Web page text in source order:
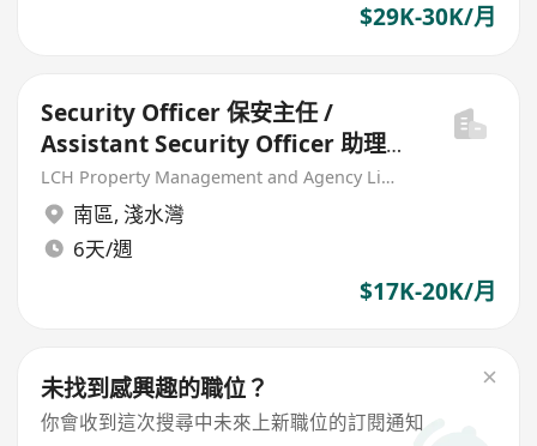
$29K-30K/月
Security Officer 保安主任 /
Assistant Security Officer 助理保
安主任 (港島南區住宅 - 早/中/夜班)
LCH Property Management and Agency Limited
南區, 淺水灣
6天/週
$17K-20K/月
未找到感興趣的職位？
你會收到這次搜尋中未來上新職位的訂閱通知